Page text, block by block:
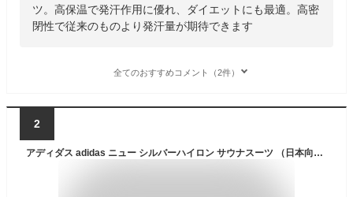
ツ。高保温で発汗作用に優れ、ダイエットにも最適。高密
閉性で従来のものより発汗量が期待できます
全てのおすすめコメント（2件）
2
アディダス adidas ニュー シルバーハイロン サウナスーツ （日本向けサイズ）ハーフジッパー【減量 ダイエット フィットネス トレーニング ボクシング 格闘技 メンズ レディース 防水 防風 抗菌】